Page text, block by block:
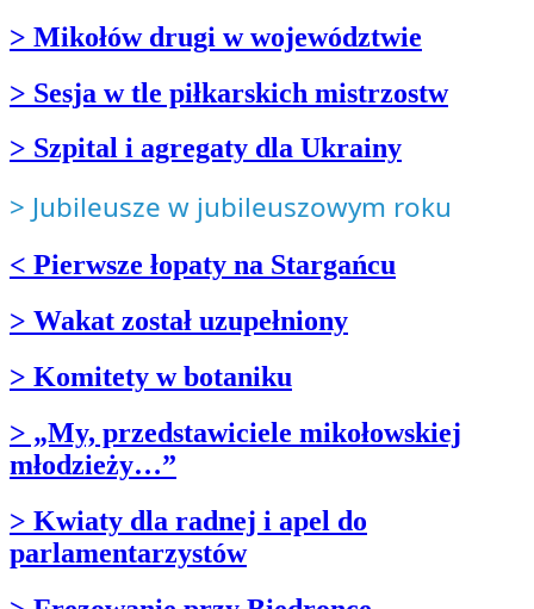
> Mikołów drugi w województwie
> Sesja w tle piłkarskich mistrzostw
> Szpital i agregaty dla Ukrainy
> Jubileusze w jubileuszowym roku
< Pierwsze łopaty na Stargańcu
> Wakat został uzupełniony
> Komitety w botaniku
> „My, przedstawiciele mikołowskiej
młodzieży…”
> Kwiaty dla radnej i apel do
parlamentarzystów